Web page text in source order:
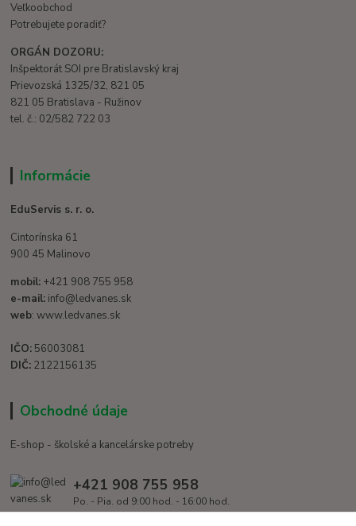
Veľkoobchod
Potrebujete poradiť?
ORGÁN DOZORU:
Inšpektorát SOI pre Bratislavský kraj
Prievozská 1325/32, 821 05
821 05 Bratislava - Ružinov
tel. č.: 02/582 722 03
Informácie
EduServis s. r. o.
Cintorínska 61
900 45 Malinovo
mobil: +421 908 755 958
e-mail: info@ledvanes.sk
web: www.ledvanes.sk
IČO: 56003081
DIČ: 2122156135
Obchodné údaje
E-shop - školské a kancelárske potreby
+421 908 755 958
Po. - Pia. od 9:00 hod. - 16:00 hod.